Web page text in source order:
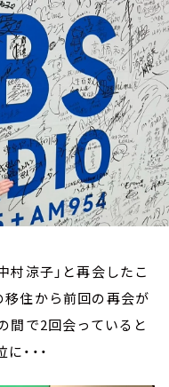
村涼子」と再会したこ
移住から前回の再会が
間で2回会っていると
・・・